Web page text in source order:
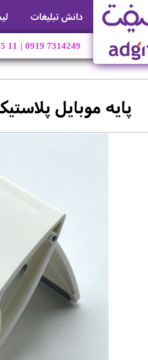
دانش تبلیغات
11 | 0919 7314249
پایه موبایل